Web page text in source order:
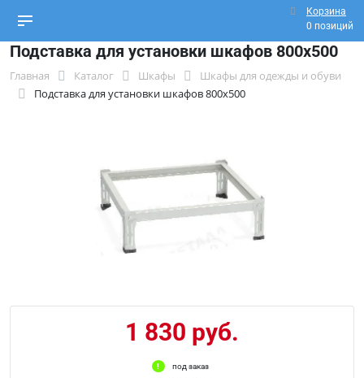
Корзина
0 позиций
Подставка для установки шкафов 800х500
Главная Каталог Шкафы
Шкафы для одежды и обуви
Подставка для установки шкафов 800х500
1 830 руб.
под заказ